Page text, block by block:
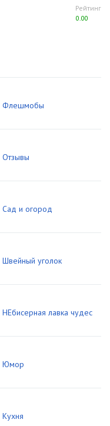
Рейтинг
0.00
Флешмобы
Отзывы
Сад и огород
Швейный уголок
НЕбисерная лавка чудес
Юмор
Кухня